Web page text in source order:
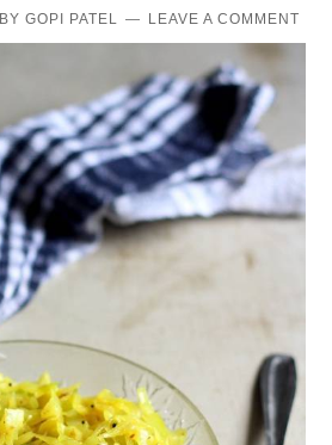
BYGOPI PATEL LEAVE A COMMENT